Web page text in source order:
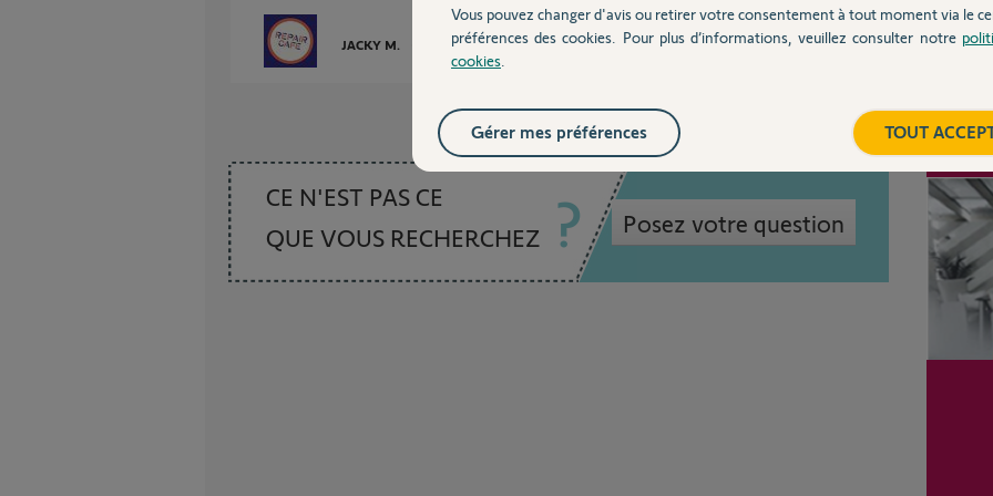
JACKY M. il y a plus de 6 ans
CE N'EST PAS CE
QUE VOUS RECHERCHEZ
Posez votre question
Vous pouvez changer d'avis ou retirer votre consentement à tout moment via le
préférences des cookies. Pour plus d’informations, veuillez consulter notre
cookies
TOUT
Gérer mes préférences